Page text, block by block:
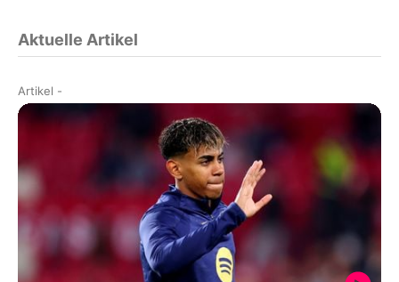
Aktuelle Artikel
Artikel -